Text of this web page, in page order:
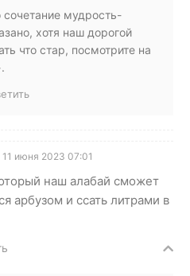
мудрость-
хотя наш дорогой
что стар, посмотрите на
11 июня 2023 07:01
наш алабай сможет
арбузом и ссать литрами в